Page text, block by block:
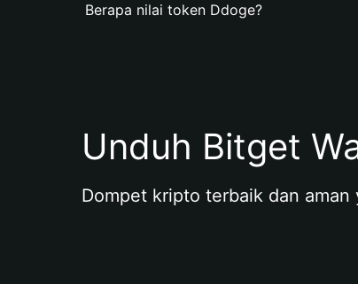
Berapa nilai token Ddoge?
Unduh Bitget
Dompet kripto terbaik dan